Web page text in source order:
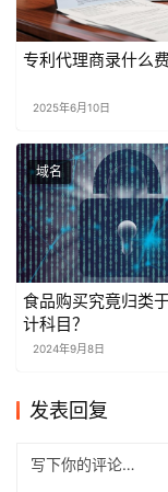
专利代理商录什么
2025年6月10日
域名
食品购买究竟归类
计科目？
2024年9月8日
发表回复